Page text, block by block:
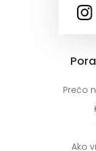
Prečo
Ako